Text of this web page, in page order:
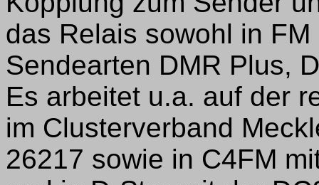
das Relais sowohl in
Sendearten DMR Plus,
Es arbeitet u.a. auf der
im Clusterverband
26217 sowie in C4FM